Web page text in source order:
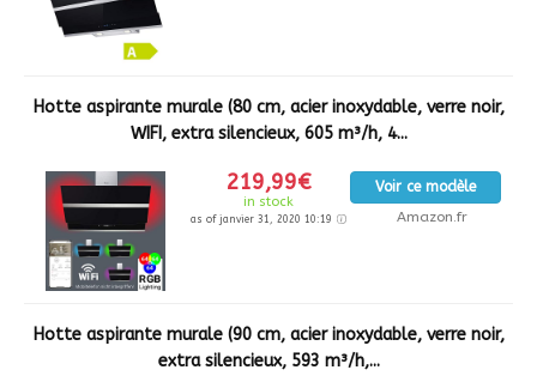
Hotte aspirante murale (80 cm, acier inoxydable, verre noir,
WIFI, extra silencieux, 605 m³/h, 4...
219,99€
in stock
as of janvier 31, 2020 10:19
Voir ce modèle
Amazon.fr
Hotte aspirante murale (90 cm, acier inoxydable, verre noir,
extra silencieux, 593 m³/h,...